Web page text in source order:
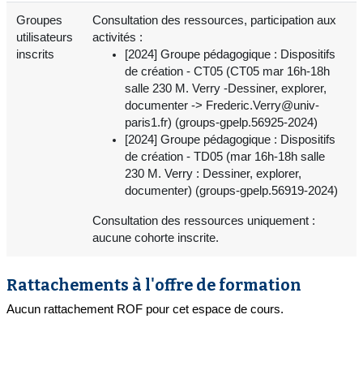
Groupes
utilisateurs
inscrits
Consultation des ressources, participation aux
activités :
[2024] Groupe pédagogique : Dispositifs
de création - CT05 (CT05 mar 16h-18h
salle 230 M. Verry -Dessiner, explorer,
documenter -> Frederic.Verry@univ-
paris1.fr) (groups-gpelp.56925-2024)
[2024] Groupe pédagogique : Dispositifs
de création - TD05 (mar 16h-18h salle
230 M. Verry : Dessiner, explorer,
documenter) (groups-gpelp.56919-2024)
Consultation des ressources uniquement :
aucune cohorte inscrite.
Rattachements à l'offre de formation
Aucun rattachement ROF pour cet espace de cours.